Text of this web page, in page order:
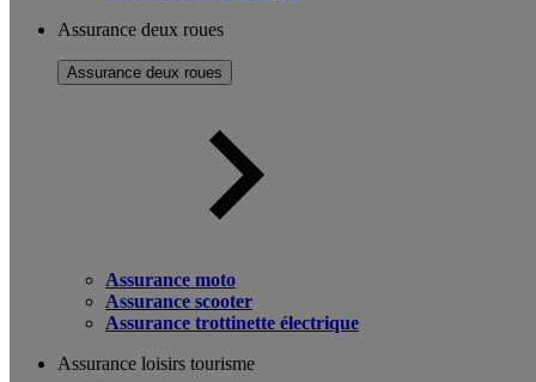
Assurance deux roues
Assurance deux roues
Assurance moto
Assurance scooter
Assurance trottinette électrique
Assurance loisirs tourisme